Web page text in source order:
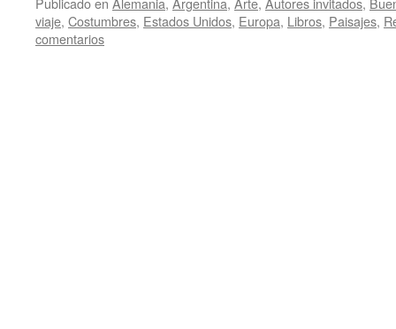
viaje, Costumbres, Estados Unidos, Europa, Libros, Paisajes,
comentarios